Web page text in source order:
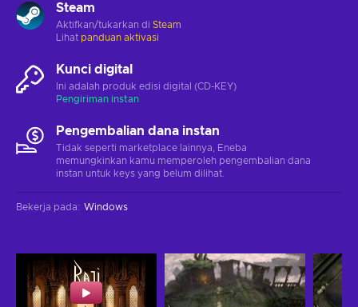
Steam
Aktifkan/tukarkan di Steam
Lihat panduan aktivasi
Kunci digital
Ini adalah produk edisi digital (CD-KEY)
Pengiriman instan
Pengembalian dana instan
Tidak seperti marketplace lainnya, Eneba
memungkinkan kamu memperoleh pengembalian dana
instan untuk keys yang belum dilihat.
Bekerja pada: Windows